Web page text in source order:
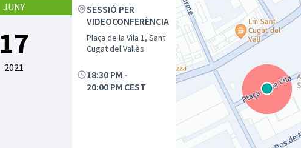
JUNY
17
2021
SESSIÓ PER
VIDEOCONFERÈNCIA
Plaça de la Vila 1, Sant
Cugat del Vallès
18:30 PM -
20:00 PM CEST